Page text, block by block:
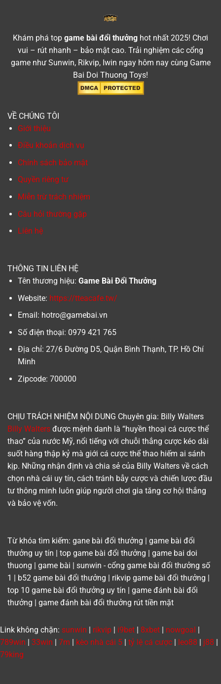
Khám phá top game bài đổi thưởng hot nhất 2025! Chơi
vui – rút nhanh – bảo mật cao. Trải nghiệm các cổng
game như Sunwin, Rikvip, Iwin ngay hôm nay cùng Game
Bai Doi Thuong Toys!
VỀ CHÚNG TÔI
Giới thiệu
Điều khoản dịch vụ
Chính sách bảo mật
Quyền riêng tư
Miễn trừ trách nhiệm
Câu hỏi thường gặp
Liên hệ
THÔNG TIN LIÊN HỆ
Tên thương hiệu: Game Bài Đổi Thưởng
Website: https://tteacafe.tw/
Email: hotro@gamebai.vn
Số điện thoại: 0979 421 765
Địa chỉ: 27/6 Đường D5, Quận Bình Thạnh, TP. Hồ Chí
Minh
Zipcode: 700000
CHỊU TRÁCH NHIỆM NỘI DUNG Chuyên gia: Billy Walters
Billy Walters được mệnh danh là “huyền thoại cá cược thể
thao” của nước Mỹ, nổi tiếng với chuỗi thắng cược kéo dài
suốt hàng thập kỷ mà giới cá cược thể thao hiếm ai sánh
kịp. Những nhận định và chia sẻ của Billy Walters về cách
chọn nhà cái uy tín, cách tránh bẫy cược và chiến lược đầu
tư thông minh luôn giúp người chơi gia tăng cơ hội thắng
và bảo vệ vốn.
Từ khóa tìm kiếm: gane bài đổi thưởng | game bài đổi
thưởng uy tín | top game bài đổi thưởng | game bai doi
thuong | game bài | sunwin - cổng game bài đổi thưởng số
1 | b52 game bài đổi thưởng | rikvip game bài đổi thưởng |
top 10 game bài đổi thưởng uy tín | game đánh bài đổi
thưởng | game đánh bài đổi thưởng rút tiền mặt
Link không chặn: sunwin | rikvip | i9bet | 8xbet | nowgoal |
789win | 33win | 7m | kèo nhà cái 5 | tỷ lệ cá cược | leo88 | j88 |
79king